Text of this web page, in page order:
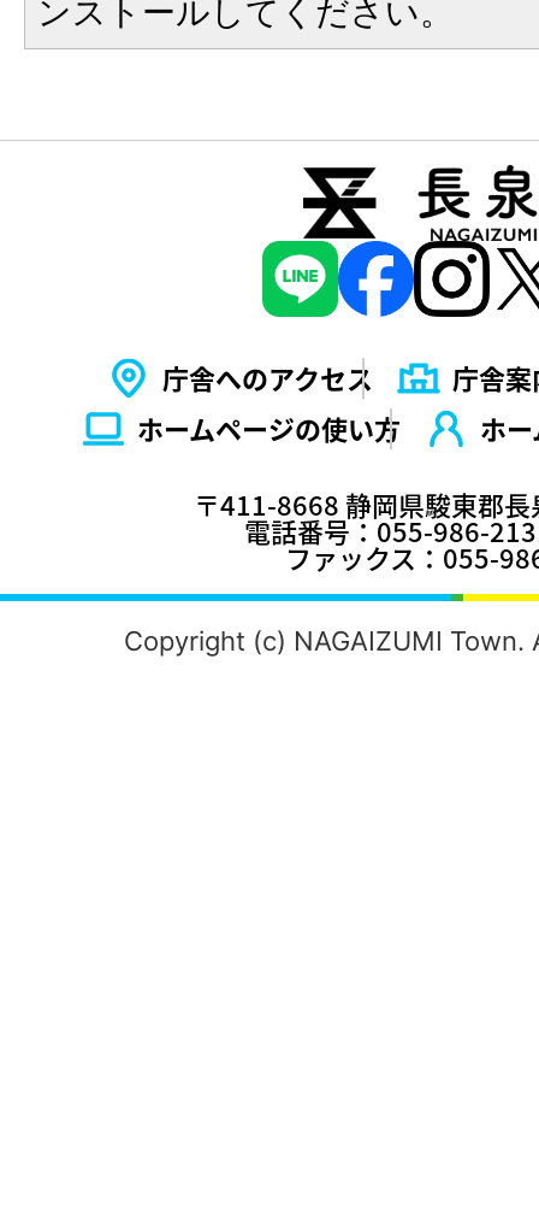
ンストールしてください。
庁舎へのアクセス
庁舎案
ホームページの使い⽅
ホ
〒411-8668 静岡県駿東郡
電話番号：055-986-
ファックス：055-
Copyright (c) NAGAIZUMI Town.